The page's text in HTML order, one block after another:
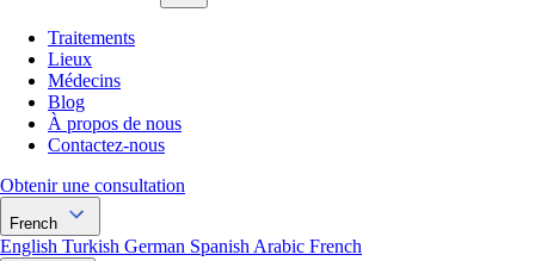
Traitements
Lieux
Médecins
Blog
À propos de nous
Contactez-nous
Obtenir une consultation
French
English Turkish German Spanish Arabic French